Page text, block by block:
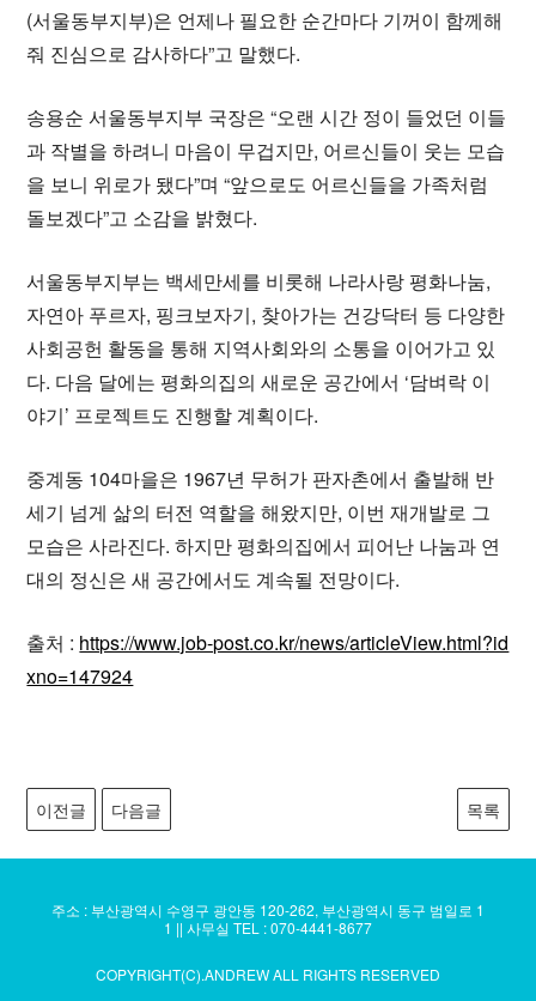
(서울동부지부)은 언제나 필요한 순간마다 기꺼이 함께해
줘 진심으로 감사하다”고 말했다.
송용순 서울동부지부 국장은 “오랜 시간 정이 들었던 이들
과 작별을 하려니 마음이 무겁지만, 어르신들이 웃는 모습
을 보니 위로가 됐다”며 “앞으로도 어르신들을 가족처럼
돌보겠다”고 소감을 밝혔다.
서울동부지부는 백세만세를 비롯해 나라사랑 평화나눔,
자연아 푸르자, 핑크보자기, 찾아가는 건강닥터 등 다양한
사회공헌 활동을 통해 지역사회와의 소통을 이어가고 있
다. 다음 달에는 평화의집의 새로운 공간에서 ‘담벼락 이
야기’ 프로젝트도 진행할 계획이다.
중계동 104마을은 1967년 무허가 판자촌에서 출발해 반
세기 넘게 삶의 터전 역할을 해왔지만, 이번 재개발로 그
모습은 사라진다. 하지만 평화의집에서 피어난 나눔과 연
대의 정신은 새 공간에서도 계속될 전망이다.
출처 : https://www.job-post.co.kr/news/articleView.html?id
xno=147924
이전글 다음글 목록
주소 : 부산광역시 수영구 광안동 120-262, 부산광역시 동구 범일로 1
1 || 사무실 TEL : 070-4441-8677
COPYRIGHT(C).ANDREW ALL RIGHTS RESERVED